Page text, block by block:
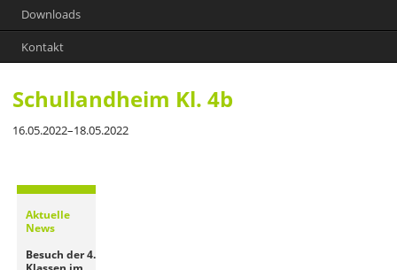
Downloads
Kontakt
Schullandheim Kl. 4b
16.05.2022–18.05.2022
Aktuelle
News
Besuch der 4.